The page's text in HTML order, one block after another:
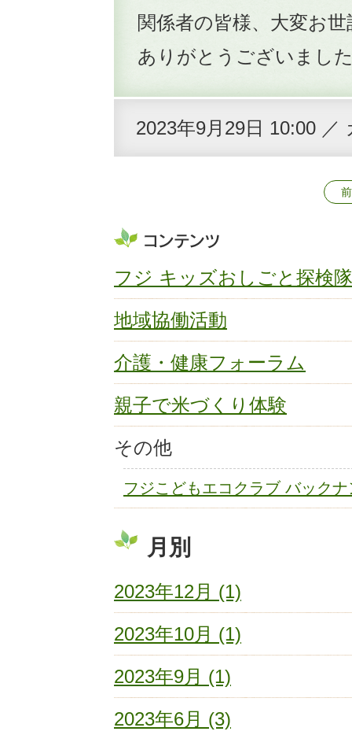
関係者の皆様、大変お
ありがとうございまし
2023年9月29日 10:00
フジ キッズおしごと探検隊
地域協働活動
介護・健康フォーラム
親子で米づくり体験
その他
フジこどもエコクラブ バック
月別
2023年12月 (1)
2023年10月 (1)
2023年9月 (1)
2023年6月 (3)